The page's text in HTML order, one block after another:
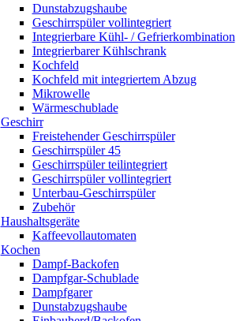
Dunstabzugshaube
Geschirrspüler vollintegriert
Integrierbare Kühl- / Gefrierkombination
Integrierbarer Kühlschrank
Kochfeld
Kochfeld mit integriertem Abzug
Mikrowelle
Wärmeschublade
Geschirr
Freistehender Geschirrspüler
Geschirrspüler 45
Geschirrspüler teilintegriert
Geschirrspüler vollintegriert
Unterbau-Geschirrspüler
Zubehör
Haushaltsgeräte
Kaffeevollautomaten
Kochen
Dampf-Backofen
Dampfgar-Schublade
Dampfgarer
Dunstabzugshaube